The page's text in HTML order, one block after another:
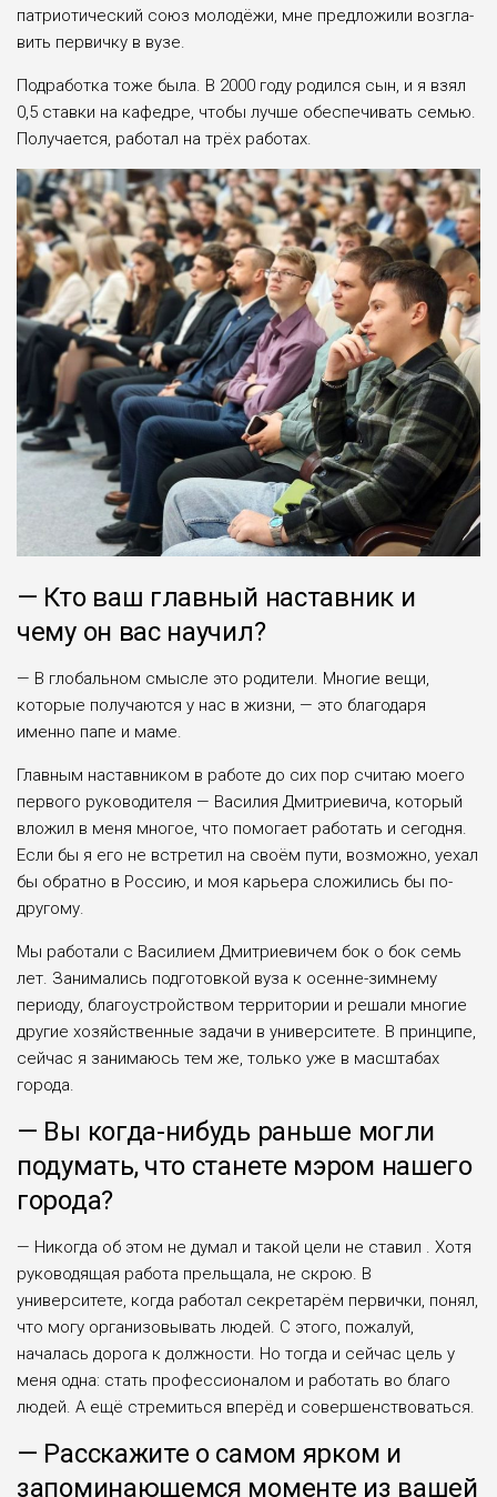
патриотический союз молодёжи, мне предложили возгла­
вить первичку в вузе.
Подработка тоже была. В 2000 году родился сын, и я взял
0,5 ставки на кафедре, чтобы лучше обеспечи­вать семью.
Получается, работал на трёх работах.
— Кто ваш главный наставник и
чему он вас научил?
— В глобальном смысле это родители. Многие вещи,
которые получаются у нас в жизни, — это благодаря
именно папе и маме.
Главным наставником в работе до сих пор считаю моего
первого руководителя — Василия Дмитриевича, который
вложил в меня мно­гое, что помогает работать и сегодня.
Если бы я его не встретил на своём пути, воз­можно, уехал
бы обратно в Россию, и моя карьера сло­жились бы по-
другому.
Мы работали с Василием Дмитриевичем бок о бок семь
лет. Занимались подготов­кой вуза к осенне-зимнему
периоду, благоустройством территории и решали мно­гие
другие хозяйственные задачи в университете. В принципе,
сейчас я зани­маюсь тем же, только уже в масштабах
города.
— Вы когда-нибудь раньше могли
поду­мать, что станете мэром на­шего
города?
— Никогда об этом не думал и такой цели не ста­вил . Хотя
руководящая работа прельщала, не скрою. В
университете, когда рабо­тал секретарём первички, понял,
что могу органи­зовывать людей. С этого, пожалуй,
началась дорога к должности. Но тогда и сей­час цель у
меня одна: стать профессионалом и работать во благо
людей. А ещё стре­миться вперёд и совершен­ствоваться.
— Расскажите о самом яр­ком и
запоминающемся моменте из вашей